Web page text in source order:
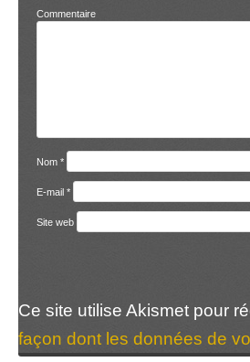
Nom *
E-mail *
Site web
Ce site utilise Akismet pour
façon dont les données de